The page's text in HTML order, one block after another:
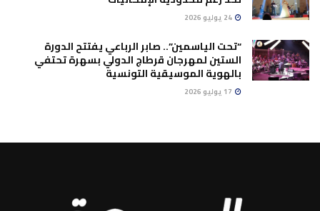
“تحت الياسمين”.. صابر الرباعي يفتتح الدورة
الستين لمهرجان قرطاج الدولي بسهرة تحتفي
بالهوية الموسيقية التونسية